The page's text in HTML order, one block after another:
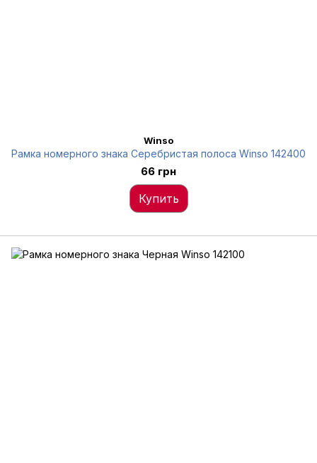
Winso
Рамка номерного знака Серебристая полоса Winso 142400
66 грн
Купить